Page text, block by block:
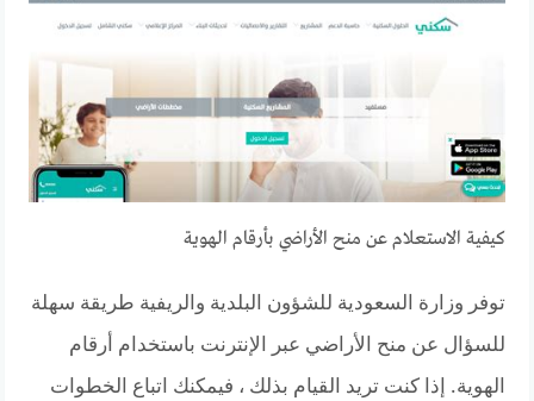
كيفية الاستعلام عن منح الأراضي بأرقام الهوية
توفر وزارة السعودية للشؤون البلدية والريفية طريقة سهلة
للسؤال عن منح الأراضي عبر الإنترنت باستخدام أرقام
الهوية. إذا كنت تريد القيام بذلك ، فيمكنك اتباع الخطوات